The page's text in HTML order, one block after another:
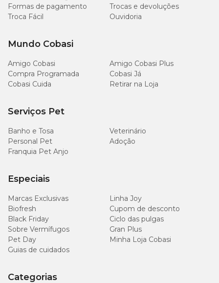
Quantos banhos devo dar no meu pet usando o
Alergocort Shampoo?
fica a critério do médico veterinário. Por isso, assim que observar
uma clínica de confiança para poder examiná-lo.
Acha que esse produto pode melhorar a saúde e o bem-estar do
seu animal de estimação? Então aproveite as vantagens e
promoções especiais e muito mais.
Formas de pagamento
Trocas e devoluções
Troca Fácil
Ouvidoria
Mundo Cobasi
Amigo Cobasi
Amigo Cobasi Plus
Compra Programada
Cobasi Já
Cobasi Cuida
Retirar na Loja
Serviços Pet
Banho e Tosa
Veterinário
Personal Pet
Adoção
Franquia Pet Anjo
Especiais
Marcas Exclusivas
Linha Joy
Biofresh
Cupom de desconto
Black Friday
Ciclo das pulgas
Sobre Vermífugos
Gran Plus
Pet Day
Minha Loja Cobasi
Guias de cuidados
Categorias